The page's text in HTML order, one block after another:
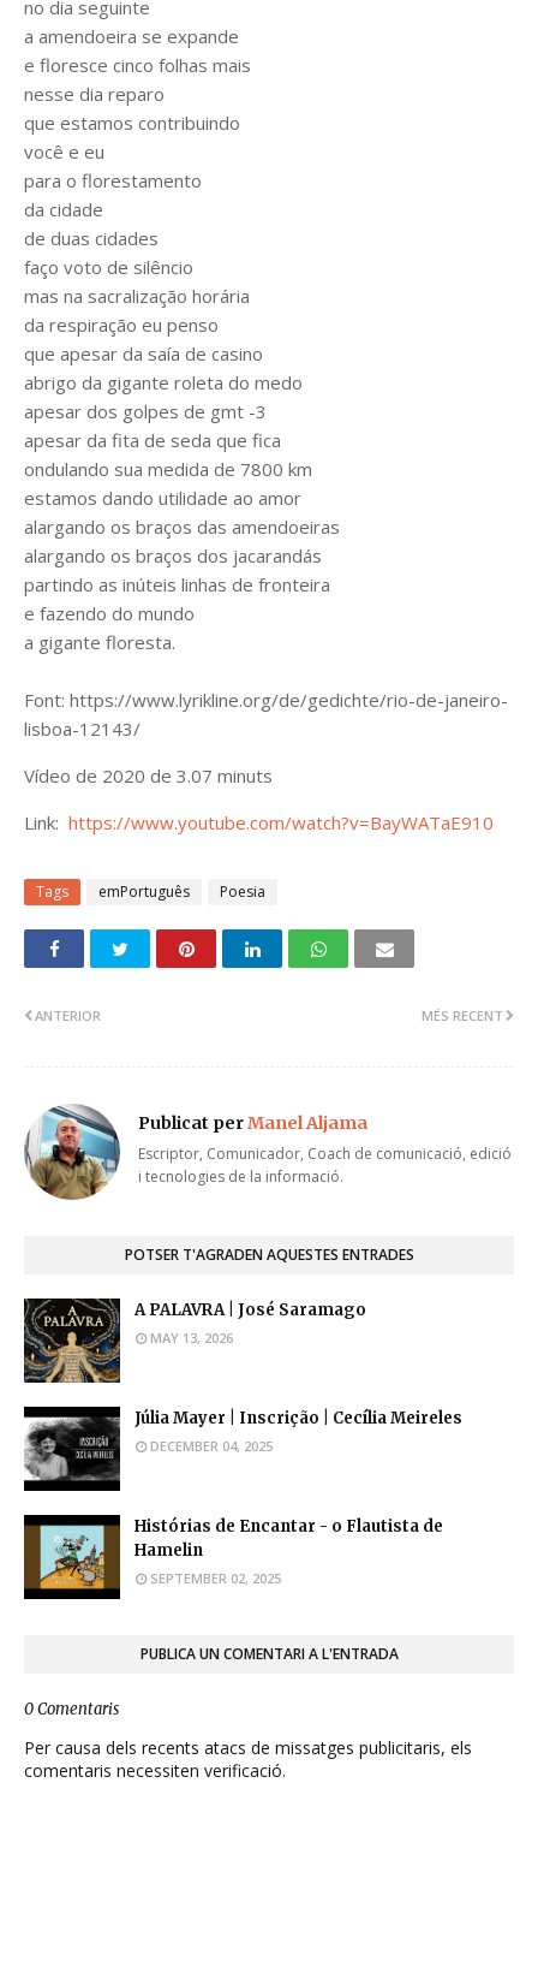
no dia seguinte
a amendoeira se expande
e floresce cinco folhas mais
nesse dia reparo
que estamos contribuindo
você e eu
para o florestamento
da cidade
de duas cidades
faço voto de silêncio
mas na sacralização horária
da respiração eu penso
que apesar da saía de casino
abrigo da gigante roleta do medo
apesar dos golpes de gmt -3
apesar da fita de seda que fica
ondulando sua medida de 7800 km
estamos dando utilidade ao amor
alargando os braços das amendoeiras
alargando os braços dos jacarandás
partindo as inúteis linhas de fronteira
e fazendo do mundo
a gigante floresta.
Font: https://www.lyrikline.org/de/gedichte/rio-de-janeiro-
lisboa-12143/
Vídeo de 2020 de 3.07 minuts
Link: https://www.youtube.com/watch?v=BayWATaE910
Tags emPortuguês Poesia
MÉS RECENT
ANTERIOR
Publicat perManel Aljama
Escriptor, Comunicador, Coach de comunicació, edició
i tecnologies de la informació.
POTSER T'AGRADEN AQUESTES ENTRADES
A PALAVRA | José Saramago
MAY 13, 2026
Júlia Mayer | Inscrição | Cecília Meireles
DECEMBER 04, 2025
Histórias de Encantar - o Flautista de
Hamelin
SEPTEMBER 02, 2025
PUBLICA UN COMENTARI A L'ENTRADA
0 Comentaris
Per causa dels recents atacs de missatges publicitaris, els
comentaris necessiten verificació.